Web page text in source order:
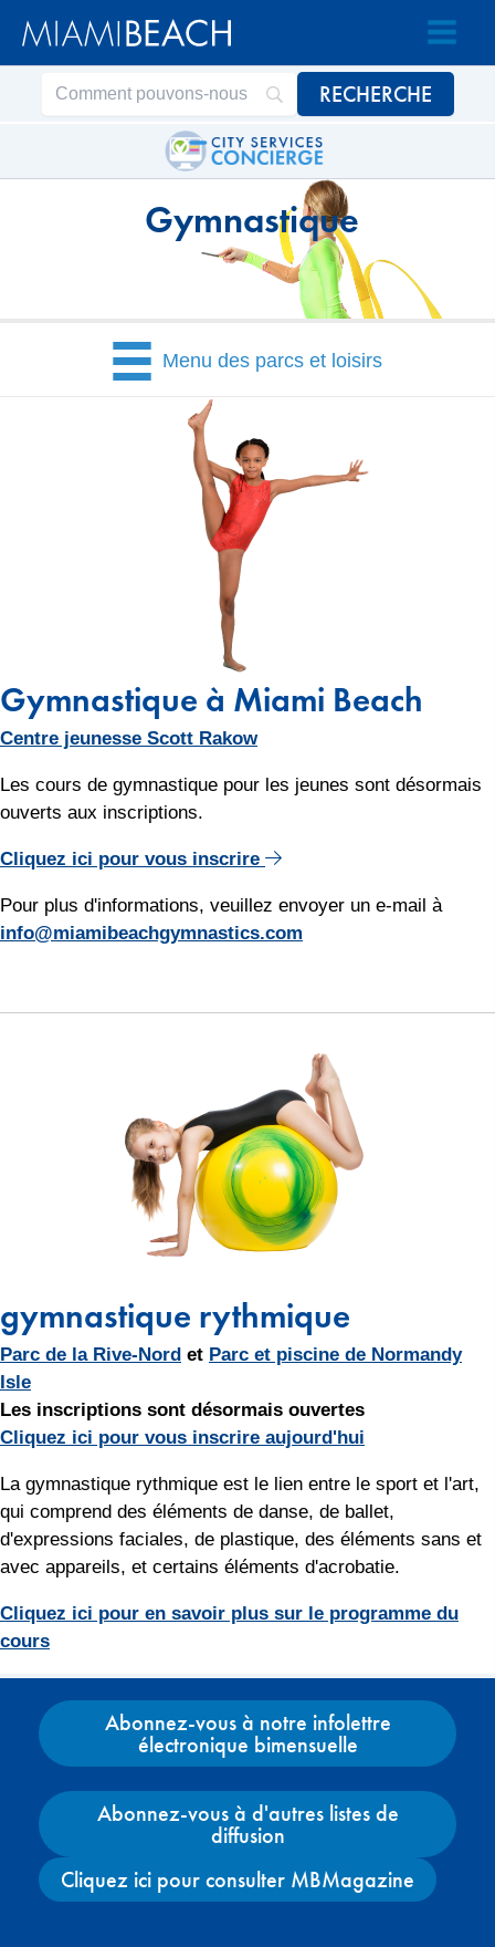
Passer
contenu
Passer
contenu
Gymnastique
Menu des parcs et loisirs
Gymnastique à Miami Beach
Centre jeunesse Scott Rakow
Les cours de gymnastique pour les jeunes sont désormais
ouverts aux inscriptions.
Cliquez ici pour vous inscrire
Pour plus d'informations, veuillez envoyer un e-mail à
info@miamibeachgymnastics.com
gymnastique rythmique
Parc de la Rive-Nord et Parc et piscine de Normandy
Isle
Les inscriptions sont désormais ouvertes
Cliquez ici pour vous inscrire aujourd'hui
La gymnastique rythmique est le lien entre le sport et l'art,
qui comprend des éléments de danse, de ballet,
d'expressions faciales, de plastique, des éléments sans et
avec appareils, et certains éléments d'acrobatie.
Cliquez ici pour en savoir plus sur le programme du
cours
Abonnez-vous à notre infolettre
électronique bimensuelle
Abonnez-vous à d'autres listes de
diffusion
Cliquez ici pour consulter MBMagazine